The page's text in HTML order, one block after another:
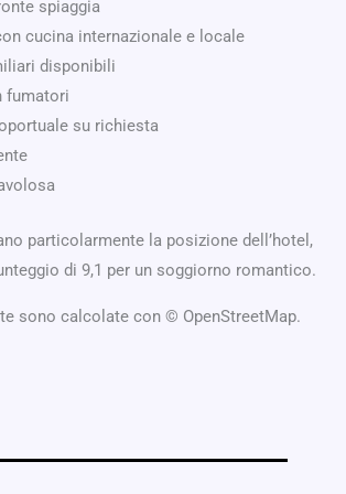
spiaggia
cucina internazionale e locale
disponibili
fumatori
su richiesta
particolarmente la posizione dell’hotel,
di 9,1 per un soggiorno romantico.
sono calcolate con © OpenStreetMap.